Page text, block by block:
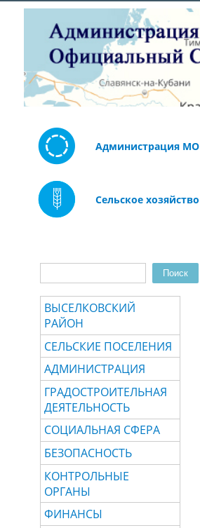
Администрация МО
Сельское хозяйство
Поиск
ВЫСЕЛКОВСКИЙ
РАЙОН
СЕЛЬСКИЕ ПОСЕЛЕНИЯ
АДМИНИСТРАЦИЯ
ГРАДОСТРОИТЕЛЬНАЯ
ДЕЯТЕЛЬНОСТЬ
СОЦИАЛЬНАЯ СФЕРА
БЕЗОПАСНОСТЬ
КОНТРОЛЬНЫЕ
ОРГАНЫ
ФИНАНСЫ